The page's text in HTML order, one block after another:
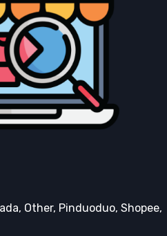
Other, Pinduoduo, Shopee,